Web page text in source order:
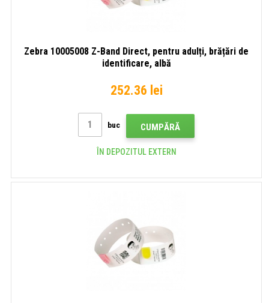
Zebra 10005008 Z-Band Direct, pentru adulți, brățări de
identificare, albă
252.36 lei
buc CUMPĂRĂ
ÎN DEPOZITUL EXTERN